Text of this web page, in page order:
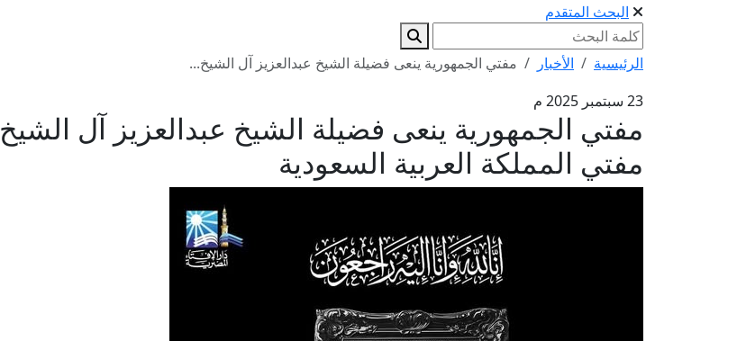
البحث المتقدم
الرئيسية الأخبار
مفتي الجمهورية ينعى فضيلة الشيخ عبدالعزيز آل الشيخ...
23 سبتمبر 2025 م
مفتي الجمهورية ينعى فضيلة الشيخ عبدالعزيز آل الشيخ
مفتي المملكة العربية السعودية